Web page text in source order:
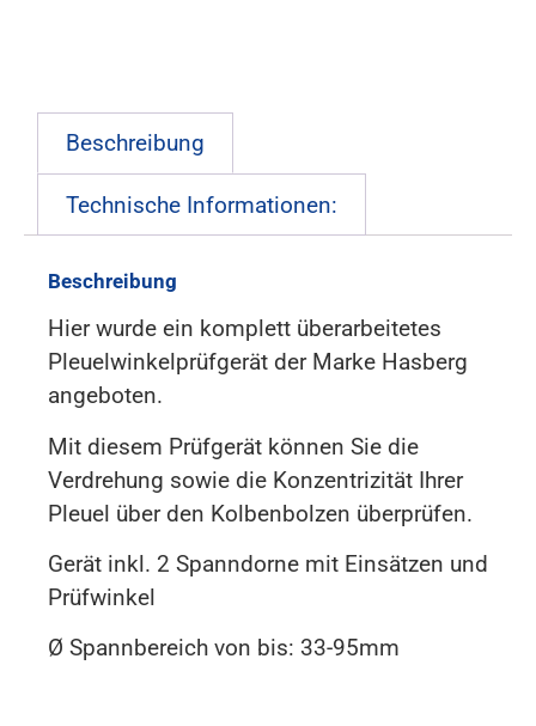
Beschreibung
Technische Informationen:
Beschreibung
Hier wurde ein komplett überarbeitetes
Pleuelwinkelprüfgerät der Marke Hasberg
angeboten.
Mit diesem Prüfgerät können Sie die
Verdrehung sowie die Konzentrizität Ihrer
Pleuel über den Kolbenbolzen überprüfen.
Gerät inkl. 2 Spanndorne mit Einsätzen und
Prüfwinkel
Ø Spannbereich von bis: 33-95mm